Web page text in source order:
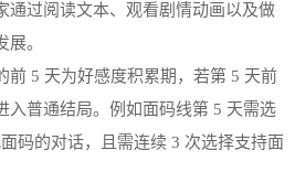
通过阅读文本、观看剧情动画以及做
。
前 5 天为好感度积累期，若第 5 天前
入普通结局。例如面码线第 5 天需选
码的对话，且需连续 3 次选择支持面